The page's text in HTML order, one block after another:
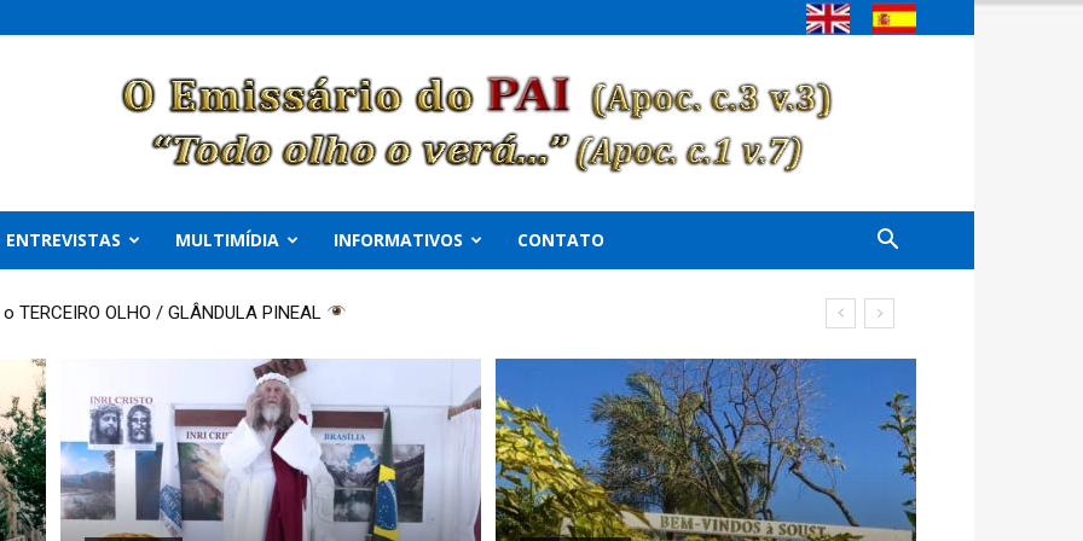
ENTREVISTAS MULTIMÍDIA INFORMATIVOS CONTATO
TERCEIRO OLHO / GLÂNDULA PINEAL
LOUCO SIM!”